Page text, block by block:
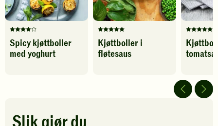
Denne
oppskriften
har
Klikk
Spicy kjøttboller
med yoghurt
Denne
oppskriften
har
Kjøttboller i
fløtesaus
Denne
har
av
5